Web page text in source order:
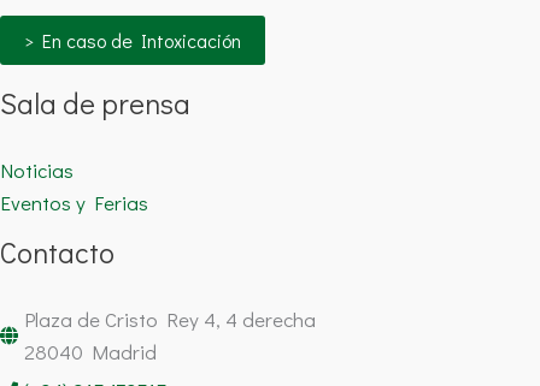
> En caso de Intoxicación
Sala de prensa
Noticias
Eventos y Ferias
Contacto
Plaza de Cristo Rey 4, 4 derecha
28040 Madrid